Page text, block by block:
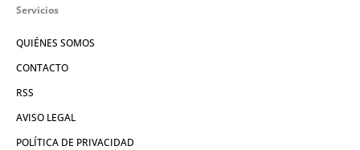
Servicios
QUIÉNES SOMOS
CONTACTO
RSS
AVISO LEGAL
POLÍTICA DE PRIVACIDAD